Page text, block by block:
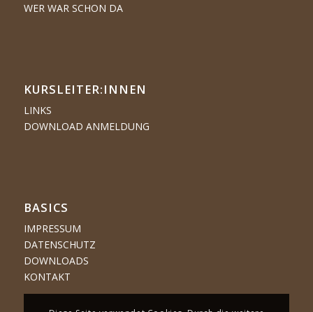
WER WAR SCHON DA
KURSLEITER:INNEN
LINKS
DOWNLOAD ANMELDUNG
BASICS
IMPRESSUM
DATENSCHUTZ
DOWNLOADS
KONTAKT